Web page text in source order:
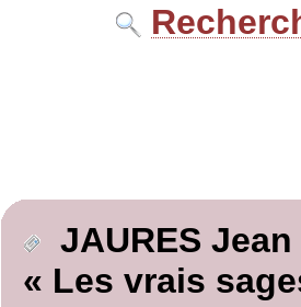
JAURES Jean
« Les vrais